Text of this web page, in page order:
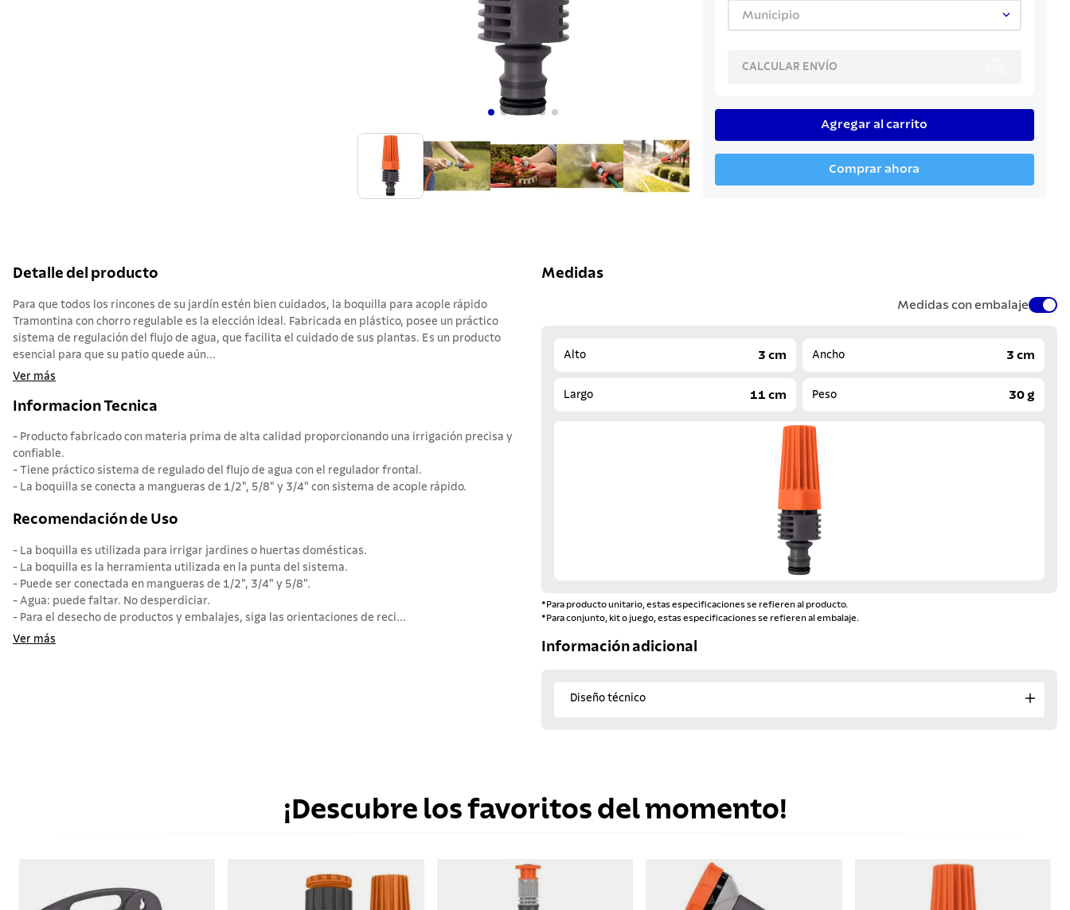
Municipio
CALCULAR ENVÍO
Agregar al carrito
Comprar ahora
Detalle del producto
Para que todos los rincones de su jardín estén bien cuidados, la boquilla para acople rápido
Tramontina con chorro regulable es la elección ideal. Fabricada en plástico, posee un práctico
sistema de regulación del flujo de agua, que facilita el cuidado de sus plantas. Es un producto
esencial para que su patio quede aún...
Ver más
Informacion Tecnica
- Producto fabricado con materia prima de alta calidad proporcionando una irrigación precisa y
confiable.
- Tiene práctico sistema de regulado del flujo de agua con el regulador frontal.
- La boquilla se conecta a mangueras de 1/2", 5/8" y 3/4" con sistema de acople rápido.
Recomendación de Uso
- La boquilla es utilizada para irrigar jardines o huertas domésticas.
- La boquilla es la herramienta utilizada en la punta del sistema.
- Puede ser conectada en mangueras de 1/2", 3/4" y 5/8".
- Agua: puede faltar. No desperdiciar.
- Para el desecho de productos y embalajes, siga las orientaciones de reci...
Ver más
Medidas
Medidas con embalaje
Alto 3 cm Ancho 3 cm
Largo 11 cm Peso 30 g
*Para producto unitario, estas especificaciones se refieren al producto.
*Para conjunto, kit o juego, estas especificaciones se refieren al embalaje.
Información adicional
Diseño técnico
¡Descubre los favoritos del momento!